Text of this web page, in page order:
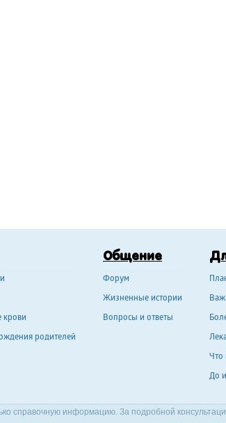
крови
родителей
Общение
Форум
Жизненные истории
Вопросы и ответы
Что
До
справочную информацию. За подробной